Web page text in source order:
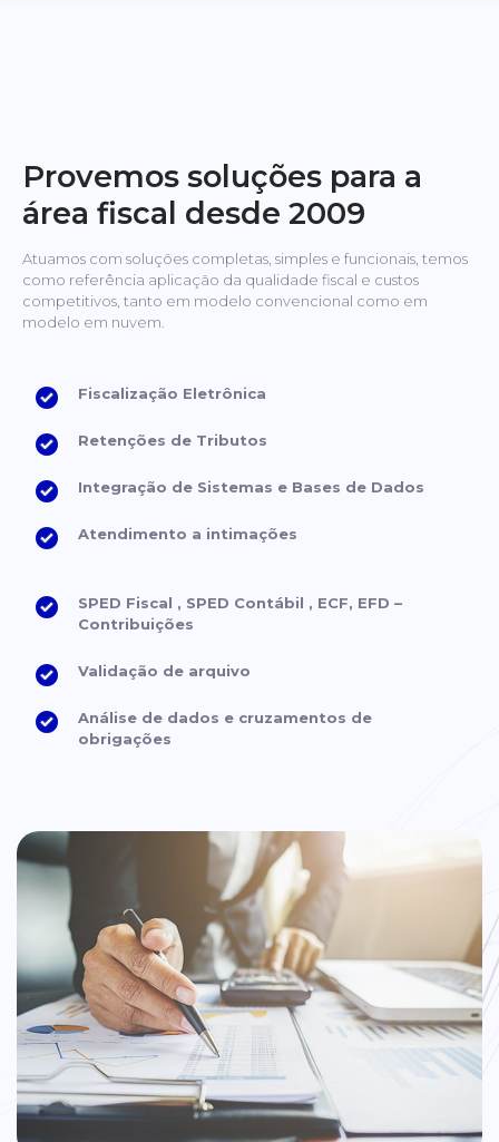
Provemos soluções para a
área fiscal desde 2009
Atuamos com soluções completas, simples e funcionais, temos
como referência aplicação da qualidade fiscal e custos
competitivos, tanto em modelo convencional como em
modelo em nuvem.
Fiscalização Eletrônica
Retenções de Tributos
Integração de Sistemas e Bases de Dados
Atendimento a intimações
SPED Fiscal , SPED Contábil , ECF, EFD –
Contribuições
Validação de arquivo
Análise de dados e cruzamentos de
obrigações